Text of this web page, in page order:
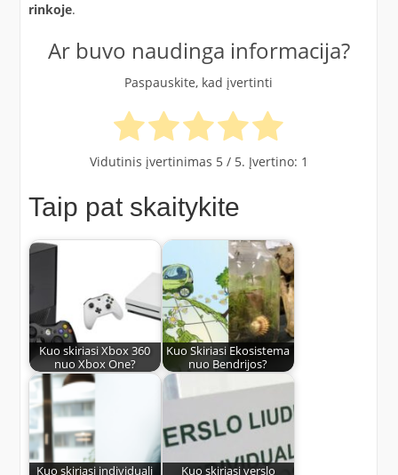
rinkoje.
Ar buvo naudinga informacija?
Paspauskite, kad įvertinti
Vidutinis įvertinimas 5/ 5. Įvertino: 1
Taip pat skaitykite
Kuo skiriasi Xbox 360
nuo Xbox One?
Kuo Skiriasi Ekosistema
nuo Bendrijos?
Kuo skiriasi individuali
Kuo skiriasi verslo